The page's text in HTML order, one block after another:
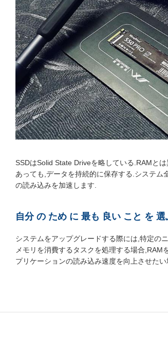
SSDはSolid State Driveを略している.RAMと
あっても,データを持続的に保存する.システ
の読み込みを加速します.
自分 の ため に 最も 良い こと を 選
システムをアップグレードする際には,特定の
メモリを消費するタスクを処理する場合
プリケーションの読み込み速度を向上させた